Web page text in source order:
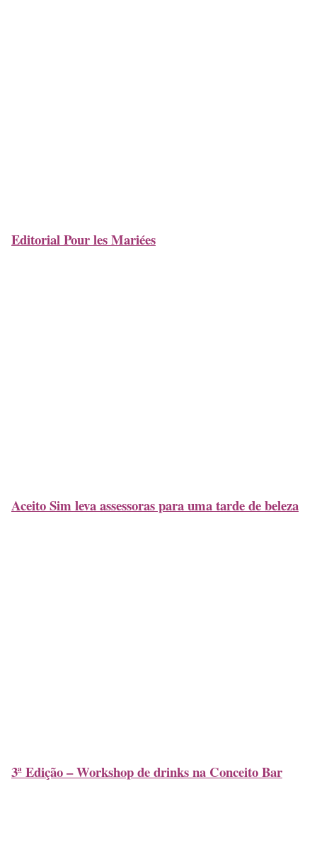
Editorial Pour les Mariées
Aceito Sim leva assessoras para uma tarde de beleza
3ª Edição – Workshop de drinks na Conceito Bar